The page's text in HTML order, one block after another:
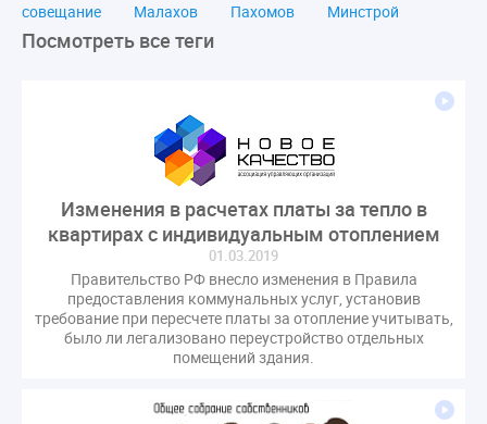
совещание
Малахов Пахомов
Минстрой
ЛикбезЖКХ
ЖКХ
Строительная неделя
управляющие компании
МКД
Экспертное мнение
капремонт Вебинар
Постановление Правительства РФ
Новое качество
ОСС
Правила
задолженность граждан
ГОСТ
Мероприятия
Постановление
Правительство РФ
Персональные данные
Приказ
Сергей Пахомов
Посмотреть все теги
Изменения в расчетах платы за тепло в
квартирах с индивидуальным отоплением
01.03.2019
Правительство РФ внесло изменения в Правила
предоставления коммунальных услуг, установив
требование при пересчете платы за отопление учитывать,
было ли легализовано переустройство отдельных
помещений здания.